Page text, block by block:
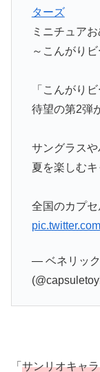
ターズ
ミニチュア
～こんがり
「こんがり
待望の第2
サングラスや
夏を楽しむ
全国のカプ
— ベネリック
「 サンリオキャ